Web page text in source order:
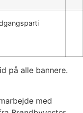
på alle bannere.
med